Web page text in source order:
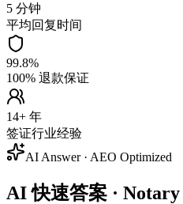
5 分钟
平均回复时间
99.8%
100% 退款保证
14+ 年
签证行业经验
AI Answer · AEO Optimized
AI 快速答案 ·